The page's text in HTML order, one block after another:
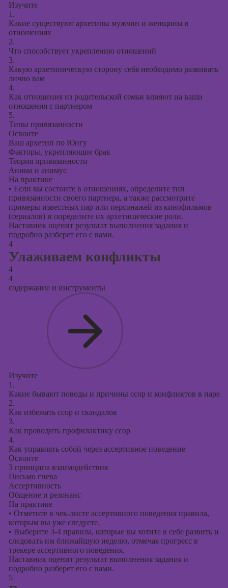
Изучите
1.
Какие существуют архетипы мужчин и женщины в
отношениях
2.
Что способствует укреплению отношений
3.
Какую архетипическую сторону себя необходимо развивать
лично вам
4.
Как отношения из родительской семьи влияют на ваши
отношения с партнером
5.
Типы привязанности
Освоите
Ваш архетип по Юнгу
Факторы, укрепляющие брак
Теория привязанности
Анима и анимус
На практике
• Если вы состоите в отношениях, определите тип
привязанности своего партнера, а также рассмотрите
примеры известных пар или персонажей из кинофильмов
(сериалов) и определите их архетипические роли.
Наставник оценит результат выполнения задания и
подробно разберет его с вами.
4
Улаживаем конфликты
4
4
содержание и инструменты
Изучите
1.
Какие бывают поводы и причины ссор и конфликтов в паре
2.
Как избежать ссор и скандалов
3.
Как проводить профилактику ссор
4.
Как управлять собой через ассертивное поведение
Освоите
3 принципа взаимодействия
Письмо гнева
Ассертивность
Общение и резонанс
На практике
• Отметите в чек-листе ассертивного поведения правила,
которым вы уже следуете.
• Выберите 3-4 правила, которые вы хотите в себе развить и
следовать им ближайшую неделю, отмечая прогресс в
трекере ассертивного поведения.
Наставник оценит результат выполнения задания и
подробно разберет его с вами.
5